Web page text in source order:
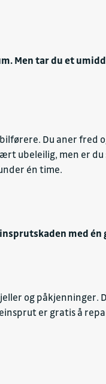
Men tar du et
Du aner fred
ubeleilig, men er
én time.
med én
og påkjenninger.
er gratis å